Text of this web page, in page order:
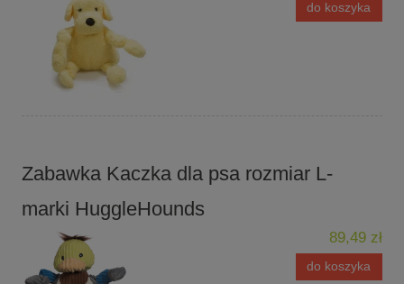
do koszyka
Zabawka Kaczka dla psa rozmiar L-
marki HuggleHounds
89,49 zł
do koszyka